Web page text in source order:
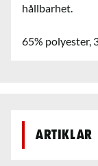
hållbarhet.
65% polyester,
Artiklar